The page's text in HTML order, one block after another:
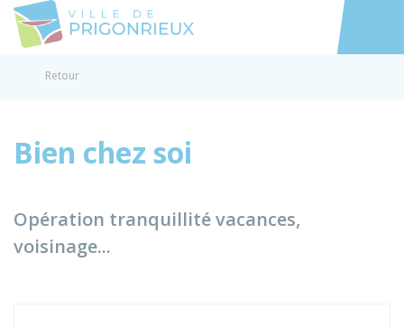
Accéder
Retour
Bien chez soi
Opération tranquillité vacances,
voisinage...